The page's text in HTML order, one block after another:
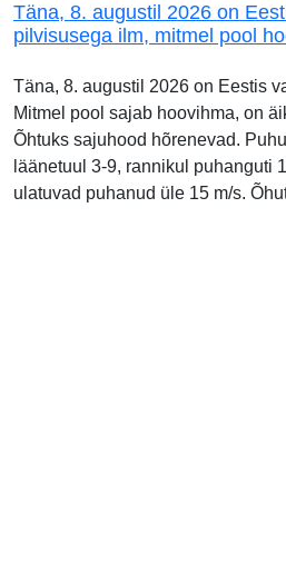
Täna, 8. augustil 2026 on
pilvisusega ilm, mitmel pool
Täna, 8. augustil 2026 on Eestis
Mitmel pool sajab hoovihma, on
Õhtuks sajuhood hõrenevad.
läänetuul 3-9, rannikul puhanguti
ulatuvad puhanud üle 15 m/s.